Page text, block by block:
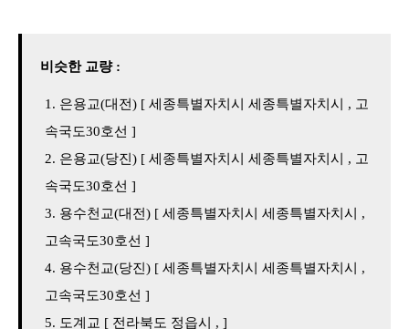
비슷한 교량 :
은용교(대전) [ 세종특별자치시 세종특별자치시 , 고
속국도30호선 ]
은용교(당진) [ 세종특별자치시 세종특별자치시 , 고
속국도30호선 ]
용수천교(대전) [ 세종특별자치시 세종특별자치시 ,
고속국도30호선 ]
용수천교(당진) [ 세종특별자치시 세종특별자치시 ,
고속국도30호선 ]
도계교 [ 전라북도 정읍시 , ]